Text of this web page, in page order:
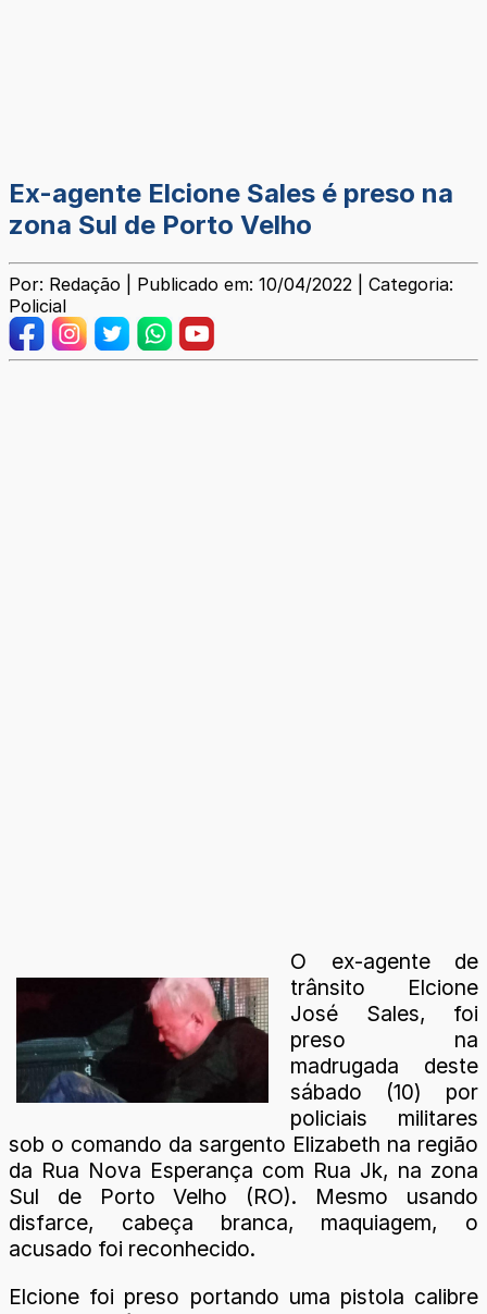
Ex-agente Elcione Sales é preso na
zona Sul de Porto Velho
Por: Redação | Publicado em: 10/04/2022 | Categoria:
Policial
O ex-agente de
trânsito Elcione
José Sales, foi
preso na
madrugada deste
sábado (10) por
policiais militares
sob o comando da sargento Elizabeth na região
da Rua Nova Esperança com Rua Jk, na zona
Sul de Porto Velho (RO). Mesmo usando
disfarce, cabeça branca, maquiagem, o
acusado foi reconhecido.
Elcione foi preso portando uma pistola calibre